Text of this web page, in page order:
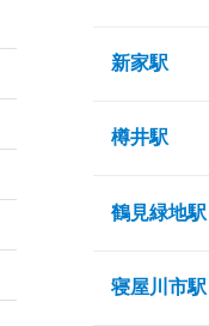
新家駅
樽井駅
鶴見緑地駅
寝屋川市駅